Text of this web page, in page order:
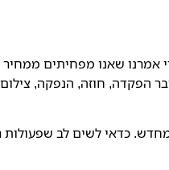
אמרנו שאנו מפחיתים
הפקדה, חוזה, הנפקה,
כדאי לשים לב